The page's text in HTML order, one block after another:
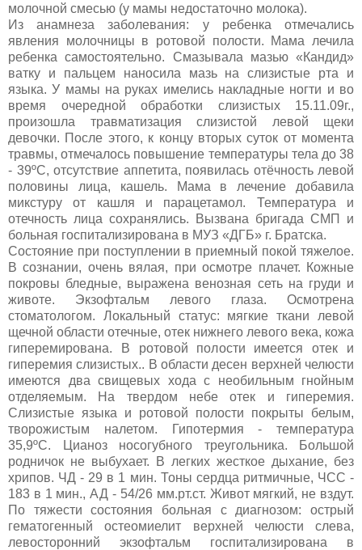
молочной смесью (у мамы недостаточно молока).
Из анамнеза заболевания: у ребенка отмечались
явления молочницы в ротовой полости. Мама лечила
ребенка самостоятельно. Смазывала мазью «Кандид»
ватку и пальцем наносила мазь на слизистые рта и
языка. У мамы на руках имелись накладные ногти и во
время очередной обработки слизистых 15.11.09г.,
произошла травматизация слизистой левой щеки
девочки. После этого, к концу вторых суток от момента
травмы, отмечалось повышение температуры тела до 38
- 39ºС, отсутствие аппетита, появилась отёчность левой
половины лица, кашель. Мама в лечение добавила
микстуру от кашля и парацетамол. Температура и
отечность лица сохранялись. Вызвана бригада СМП и
больная госпитализирована в МУЗ «ДГБ» г. Братска.
Состояние при поступлении в приемный покой тяжелое.
В сознании, очень вялая, при осмотре плачет. Кожные
покровы бледные, выражена венозная сеть на груди и
животе. Экзофтальм левого глаза. Осмотрена
стоматологом. Локальный статус: мягкие ткани левой
щечной области отечные, отек нижнего левого века, кожа
гиперемирована. В ротовой полости имеется отек и
гиперемия слизистых.. В области десен верхней челюсти
имеются два свищевых хода с необильным гнойным
отделяемым. На твердом небе отек и гиперемия.
Слизистые языка и ротовой полости покрыты белым,
творожистым налетом. Гипотермия - температура
35,9ºС. Цианоз носогубного треугольника. Большой
родничок не выбухает. В легких жесткое дыхание, без
хрипов. ЧД - 29 в 1 мин. Тоны сердца ритмичные, ЧСС -
183 в 1 мин., АД - 54/26 мм.рт.ст. Живот мягкий, не вздут.
По тяжести состояния больная с диагнозом: острый
гематогенный остеомиелит верхней челюсти слева,
левосторонний экзофтальм госпитализирована в